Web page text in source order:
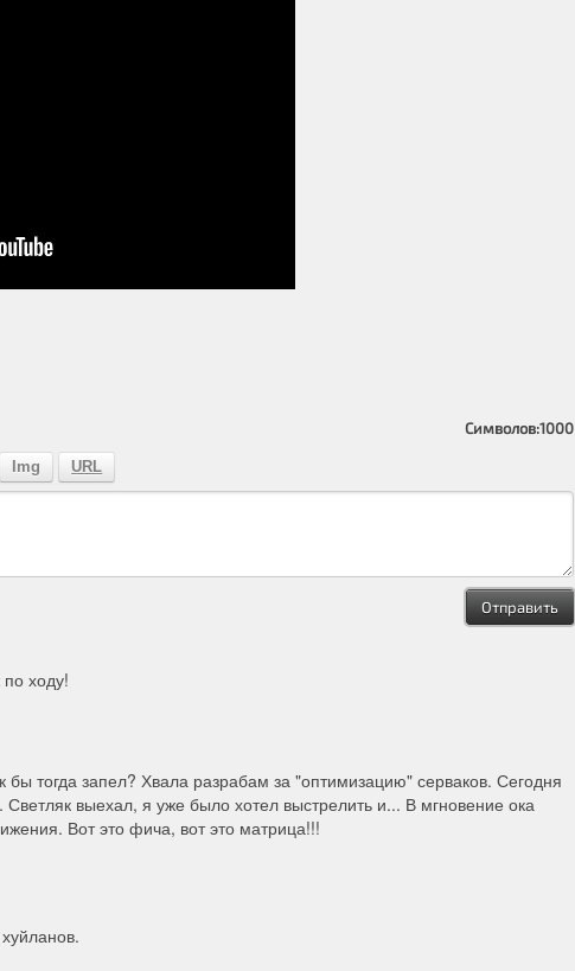
Символов:1000
ходу!
тогда запел? Хвала разрабам за "оптимизацию" серваков. Сегодня
выехал, я уже было хотел выстрелить и... В мгновение ока
Вот это фича, вот это матрица!!!